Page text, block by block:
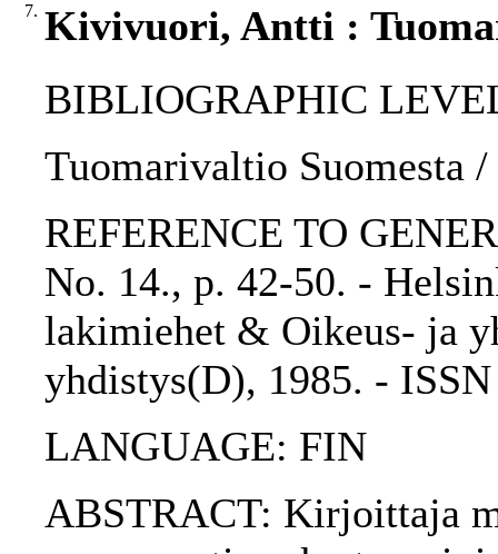
7. Kivivuori, Antti :
BIBLIOGRAPHIC
Tuomarivaltio Suomesta
REFERENCE TO
No. 14., p. 42-50. -
lakimiehet & Oikeus- ja
yhdistys(D), 1985. -
LANGUAGE: FIN
ABSTRACT: Kirjoittaja